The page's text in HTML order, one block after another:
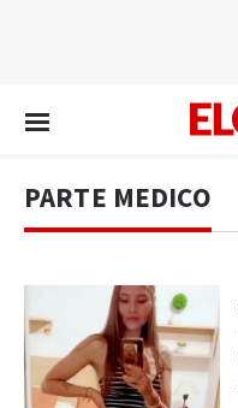
PARTE MEDICO